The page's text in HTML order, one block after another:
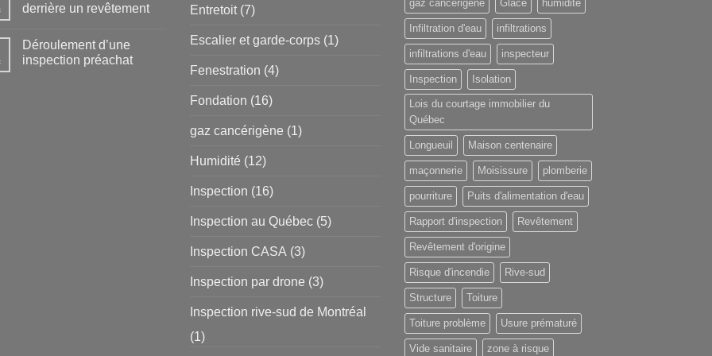
derrière un revêtement
Déroulement d’une
inspection préachat
Entretoit (7)
Escalier et garde-corps (1)
Fenestration (4)
Fondation (16)
gaz cancérigène (1)
Humidité (12)
Inspection (16)
Inspection au Québec (5)
Inspection CASA (3)
Inspection par drone (3)
Inspection rive-sud de Montréal
(1)
gaz cancérigène Glace humidité
Infiltration d'eau infiltrations
infiltrations d'eau inspecteur
Inspection Isolation
Lois du courtage immobilier du
Québec
Longueuil Maison centenaire
maçonnerie Moisissure plomberie
pourriture Puits d'alimentation d'eau
Rapport d'inspection Revêtement
Revêtement d'origine
Risque d'incendie Rive-sud
Structure Toiture
Toiture problème Usure prématuré
Vide sanitaire zone à risque